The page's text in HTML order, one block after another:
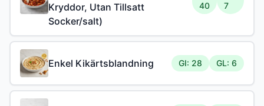
Kryddor, Utan Tillsatt
Socker/salt)
40
7
Enkel Kikärtsblandning GI: 28 GL: 6